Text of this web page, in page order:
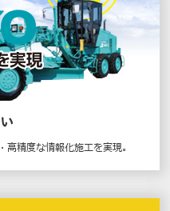
精度な情報化施工を実現。